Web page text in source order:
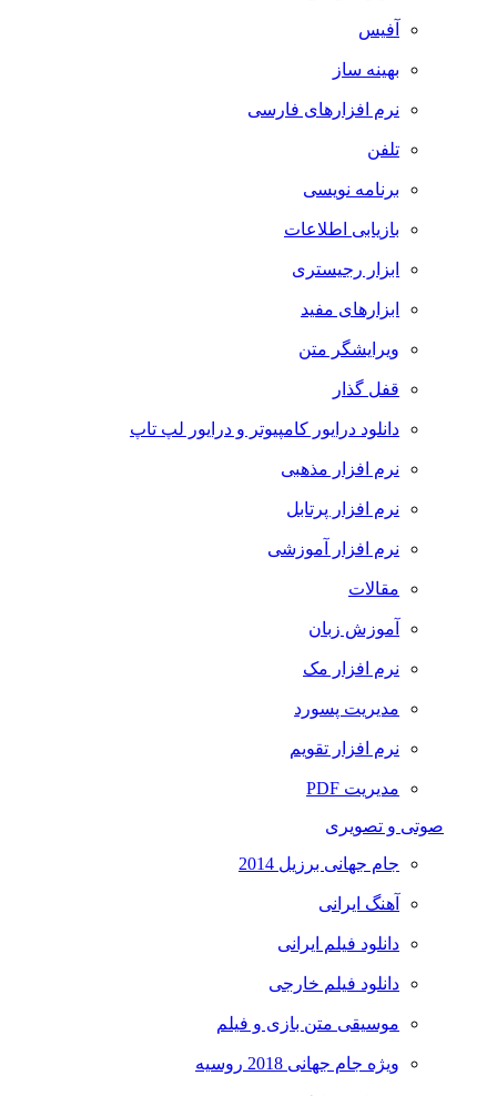
آفیس
بهینه ساز
نرم افزارهای فارسی
تلفن
برنامه نویسی
بازیابی اطلاعات
ابزار رجیستری
ابزارهای مفید
ویرایشگر متن
قفل گذار
دانلود درایور کامپیوتر و درایور لپ تاپ
نرم افزار مذهبی
نرم افزار پرتابل
نرم افزار آموزشی
مقالات
آموزش زبان
نرم افزار مک
مدیریت پسورد
نرم افزار تقویم
مدیریت PDF
صوتی و تصویری
جام جهانی برزیل 2014
آهنگ ایرانی
دانلود فیلم ایرانی
دانلود فیلم خارجی
موسیقی متن بازی و فیلم
ویژه جام جهانی 2018 روسیه